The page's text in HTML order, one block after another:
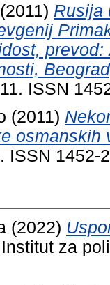
(2011) Rusija
ISSN
(2011)
osmanskih
ISSN 1452-
(2022)
Institut za